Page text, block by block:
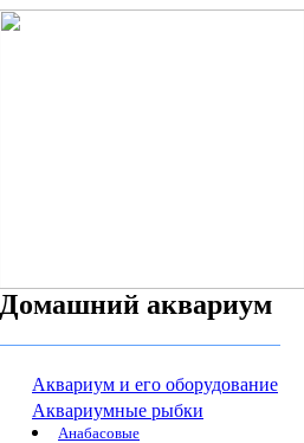
Домашний аквариум
Аквариум и его оборудование
Аквариумные рыбки
Анабасовые